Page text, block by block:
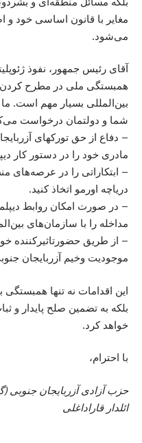
مغایر با قانون اساسی خود
می‌شود.
آقای رئیس جمهور، نفوذ
همبستگی ملی در مطرح کردن
بین‌المللی بسیار مهم است.
شما و دولتمان درخواست
– دفاع از حق تورکهای
مادری خود را در دستور کار
– ابتکاراتی را در عرصه‌های
دریاچه اورمو اتخاذ کنید.
– در صورت امکان روابط
مداخله را با سازمان‌های
– از طریق حضورتاثیرکننده
موجودیت وخیم آزربایجان
این اقدامات نه تنها همبستگی
بلکه به تضمین صلح پایدار
خواهد کرد.
با احترام،
حزب آزادی آزربایجان جنوبی
ائلدار قاراداغلی